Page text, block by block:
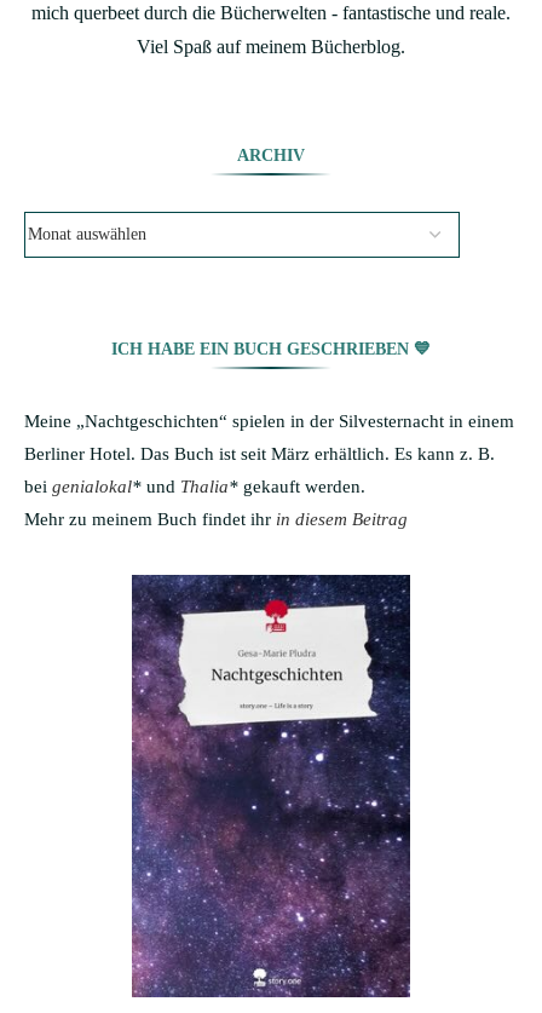
mich querbeet durch die Bücherwelten - fantastische und reale.
Viel Spaß auf meinem Bücherblog.
ARCHIV
ICH HABE EIN BUCH GESCHRIEBEN 💙
Meine „Nachtgeschichten“ spielen in der Silvesternacht in einem
Berliner Hotel. Das Buch ist seit März erhältlich. Es kann z. B.
bei genialokal* und Thalia* gekauft werden.
Mehr zu meinem Buch findet ihr in diesem Beitrag